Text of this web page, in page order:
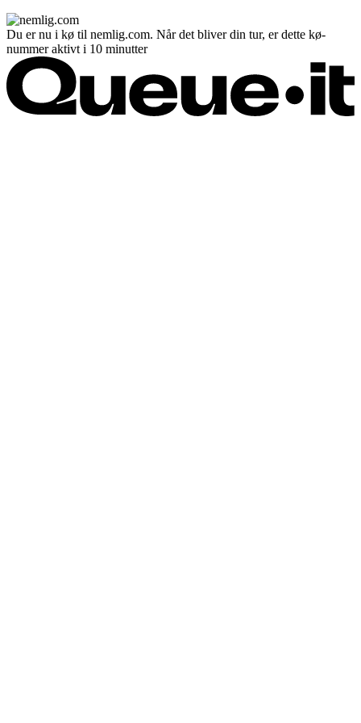
Du er nu i kø til nemlig.com. Når det bliver din tur, er dette kø-
nummer aktivt i 10 minutter